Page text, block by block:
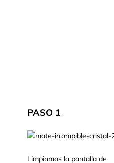
PASO 1
Limpiamos la pantalla de